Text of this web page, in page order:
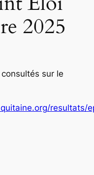
2025
sur le
resultats/